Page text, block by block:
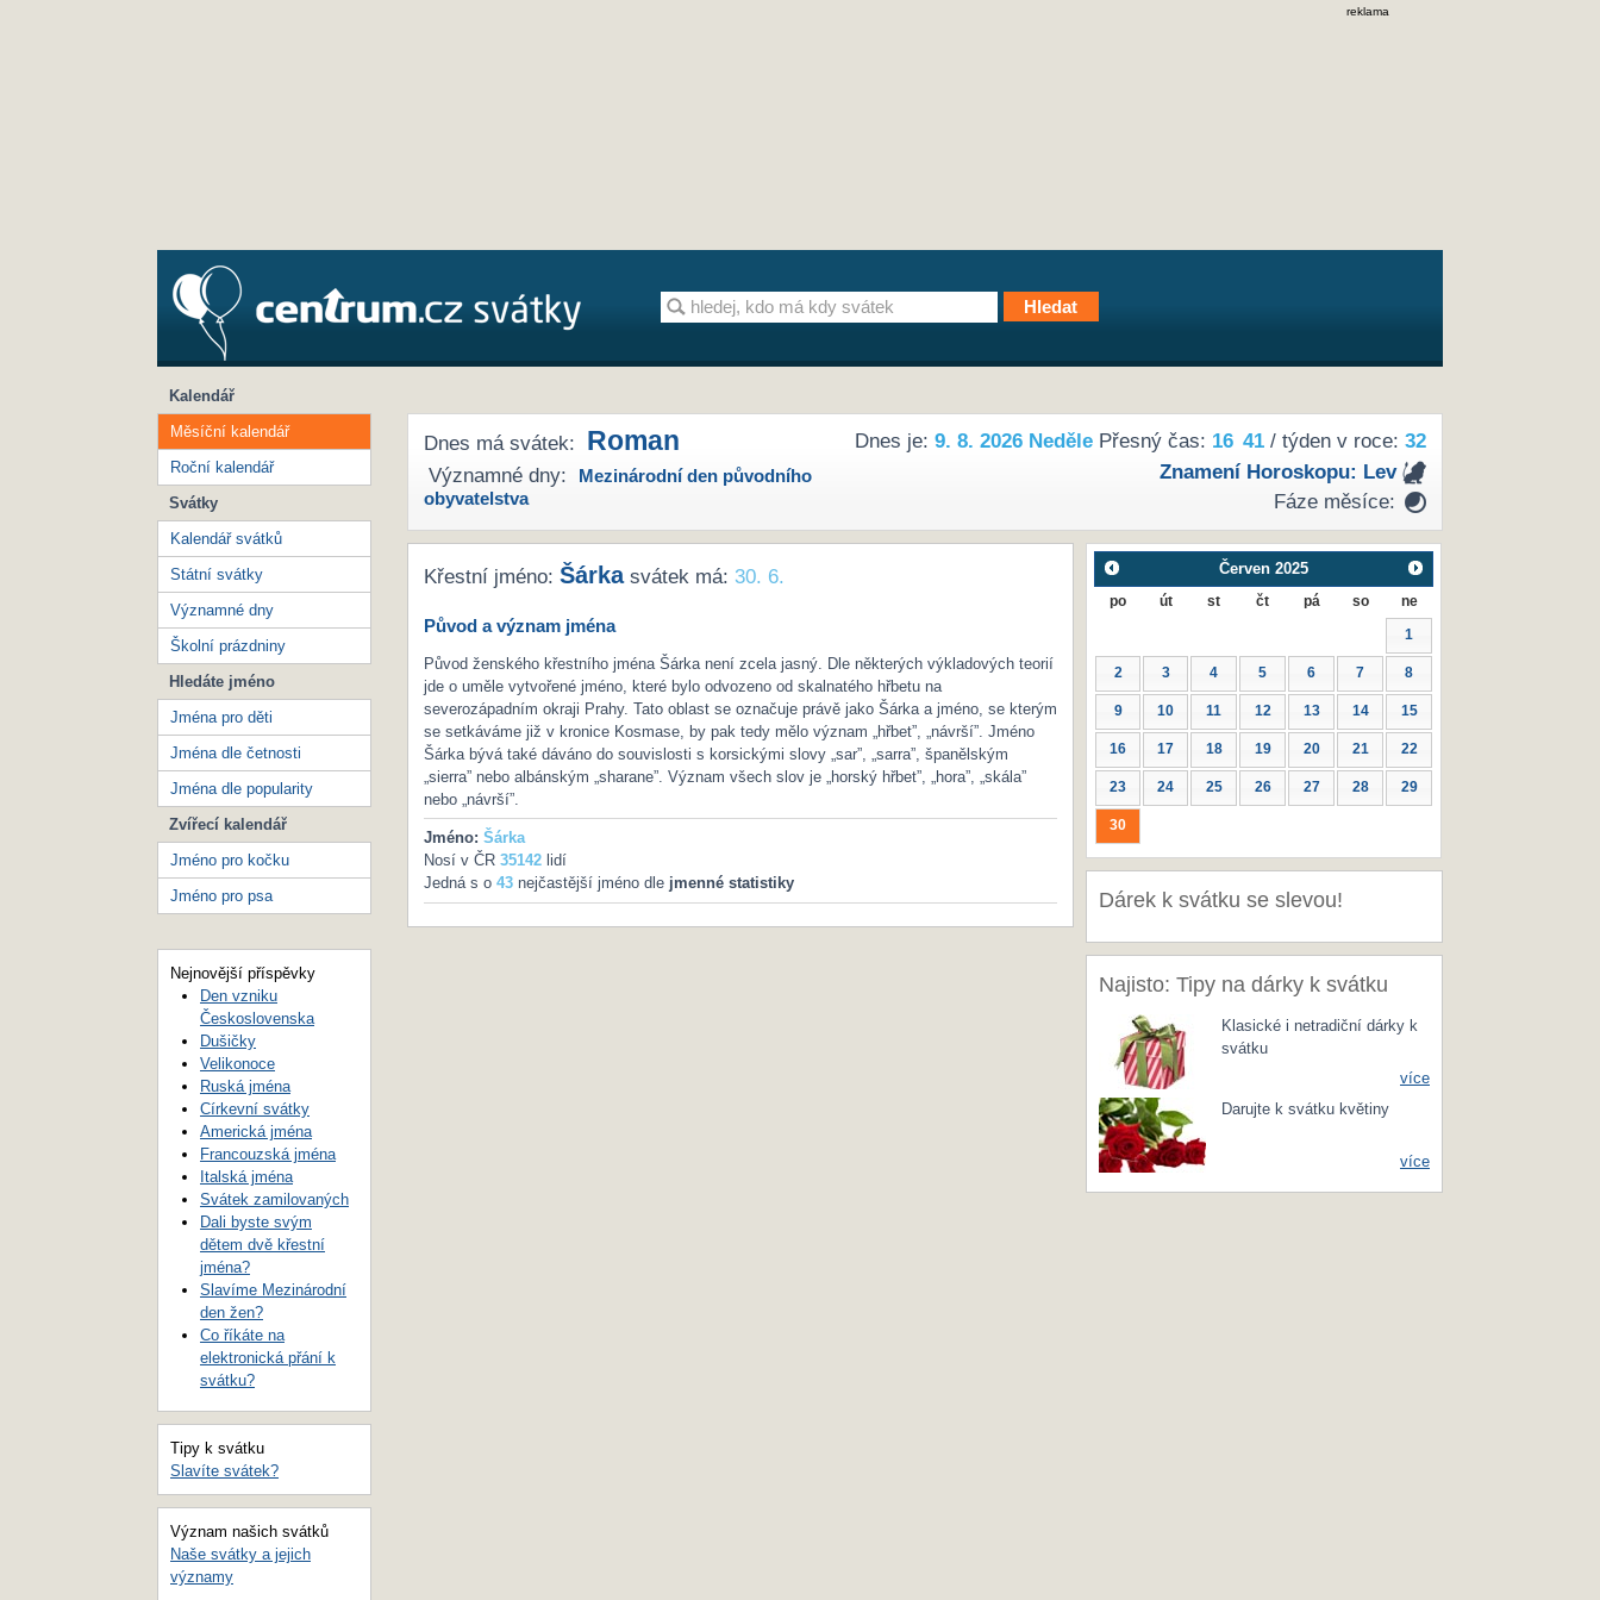
reklama
Dnes je: 9. 8. 2026 NedělePřesný čas: 16 41/ týden v roce: 32
Znamení Horoskopu: Lev
Fáze měsíce:
Dnes má svátek: Roman
Významné dny:
Mezinárodní den původního
obyvatelstva
Křestní jméno: Šárkasvátek má: 30. 6.
Původ a význam jména
Původ ženského křestního jména Šárka není zcela jasný. Dle některých výkladových teorií
jde o uměle vytvořené jméno, které bylo odvozeno od skalnatého hřbetu na
severozápadním okraji Prahy. Tato oblast se označuje právě jako Šárka a jméno, se kterým
se setkáváme již v kronice Kosmase, by pak tedy mělo význam „hřbet”, „návrší”. Jméno
Šárka bývá také dáváno do souvislosti s korsickými slovy „sar”, „sarra”, španělským
„sierra” nebo albánským „sharane”. Význam všech slov je „horský hřbet”, „hora”, „skála”
nebo „návrší”.
Jméno: Šárka
Nosí v ČR 35142lidí
Jedná s o 43nejčastější jméno dle jmenné statistiky
Červen 2025
po út st čt pá so ne
1
2 3 4 5 6 7 8
9 10 11 12 13 14 15
16 17 18 19 20 21 22
23 24 25 26 27 28 29
30
Dárek k svátku se slevou!
Najisto: Tipy na dárky k svátku
Klasické i netradiční dárky k
svátku
více
Darujte k svátku květiny
více
Kalendář
Měsíční kalendář
Roční kalendář
Svátky
Kalendář svátků
Státní svátky
Významné dny
Školní prázdniny
Hledáte jméno
Jména pro děti
Jména dle četnosti
Jména dle popularity
Zvířecí kalendář
Jméno pro kočku
Jméno pro psa
Nejnovější příspěvky
Den vzniku
Československa
Dušičky
Velikonoce
Ruská jména
Církevní svátky
Americká jména
Francouzská jména
Italská jména
Svátek zamilovaných
Dali byste svým
dětem dvě křestní
jména?
Slavíme Mezinárodní
den žen?
Co říkáte na
elektronická přání k
svátku?
Tipy k svátku
Slavíte svátek?
Význam našich svátků
Naše svátky a jejich
významy